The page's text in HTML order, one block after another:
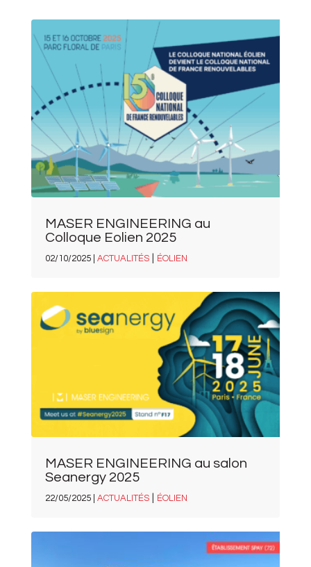
MASER ENGINEERING au
Colloque Eolien 2025
02/10/2025 | ACTUALITÉS| ÉOLIEN
MASER ENGINEERING au salon
Seanergy 2025
22/05/2025 | ACTUALITÉS| ÉOLIEN